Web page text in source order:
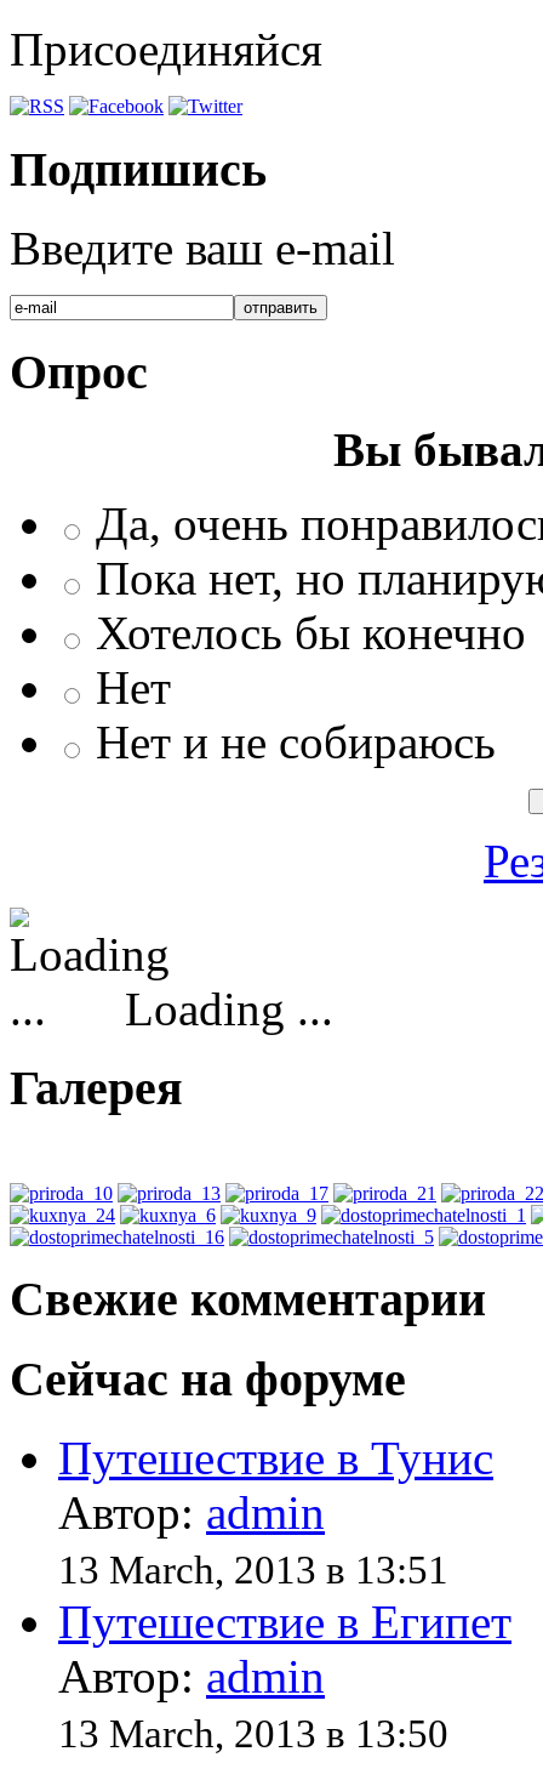
Присоединяйся
Подпишись
Введите ваш e-mail
Опрос
Вы
Да, очень
Пока нет, но
Хотелось бы конечно
Нет
Нет и не собираюсь
Loading ...
Галерея
Свежие комментарии
Сейчас на форуме
Путешествие в Тунис
Автор: admin
13 March, 2013 в 13:51
Путешествие в Египет
Автор: admin
13 March, 2013 в 13:50